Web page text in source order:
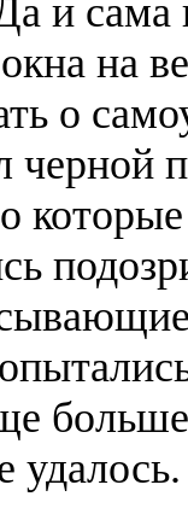
и сама
окна на
о
черной